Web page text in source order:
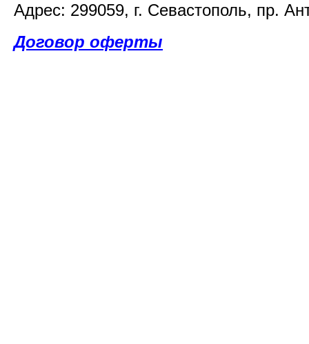
Адрес: 299059, г. Севастополь, пр.
Договор оферты